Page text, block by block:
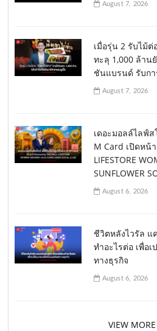
August 7, 2026
เมื่อรุ่น 2 รับไม้ต่
ทะลุ 1,000 ล้าน
ชันแบรนด์ รับกา
August 7, 2026
เดอะมอลล์ไลฟ์
M Card เปิดหน้
LIFESTORE
SUNFLOWER
August 6, 2026
ชีวิตหลังไวรัล แ
ทำอะไรต่อ เพื่อ
ทางธุรกิจ
August 6, 2026
VIEW MORE